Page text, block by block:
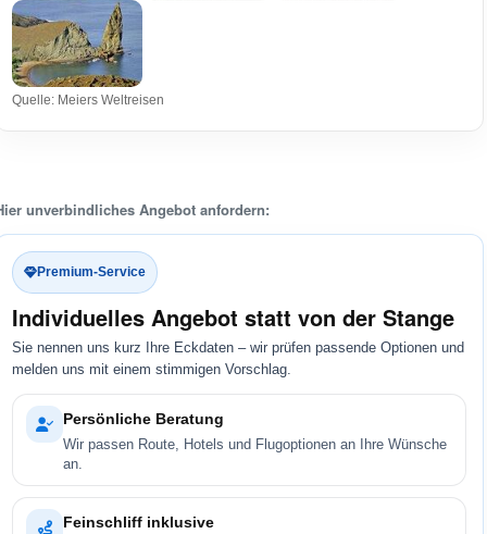
Quelle: Meiers Weltreisen
unverbindliches Angebot anfordern:
Premium-Service
Individuelles Angebot statt von der Stange
Sie nennen uns kurz Ihre Eckdaten – wir prüfen passende Optionen und
melden uns mit einem stimmigen Vorschlag.
Persönliche Beratung
Wir passen Route, Hotels und Flugoptionen an Ihre Wünsche
an.
Feinschliff inklusive